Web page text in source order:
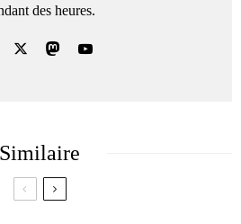
des heures.
Similaire